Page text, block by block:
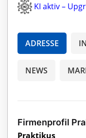
KI aktiv –
ADRESSE
NEWS
Firmenprofil
Praktikus